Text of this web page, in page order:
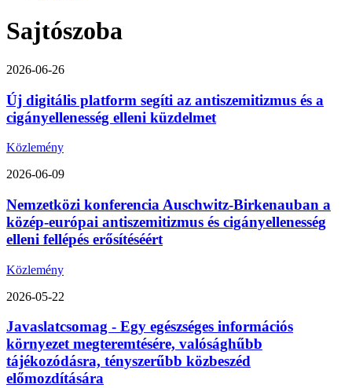
Sajtószoba
2026-06-26
Új digitális platform segíti az antiszemitizmus és a
cigányellenesség elleni küzdelmet
Közlemény
2026-06-09
Nemzetközi konferencia Auschwitz-Birkenauban a
közép-európai antiszemitizmus és cigányellenesség
elleni fellépés erősítéséért
Közlemény
2026-05-22
Javaslatcsomag - Egy egészséges információs
környezet megteremtésére, valósághűbb
tájékozódásra, tényszerűbb közbeszéd
előmozdítására